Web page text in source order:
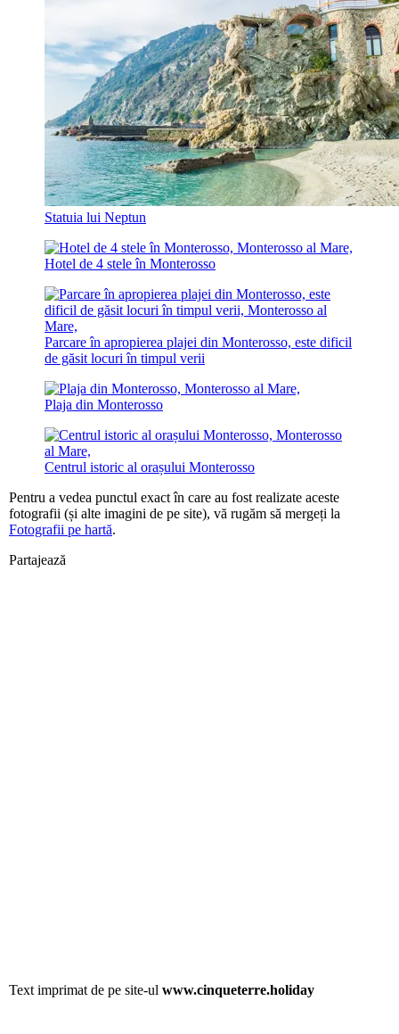
Statuia lui Neptun
Hotel de 4 stele în Monterosso
Parcare în apropierea plajei din Monterosso, este dificil
de găsit locuri în timpul verii
Plaja din Monterosso
Centrul istoric al orașului Monterosso
Pentru a vedea punctul exact în care au fost realizate aceste
fotografii (și alte imagini de pe site), vă rugăm să mergeți la
Fotografii pe hartă.
Partajează
Text imprimat de pe site-ul www.cinqueterre.holiday